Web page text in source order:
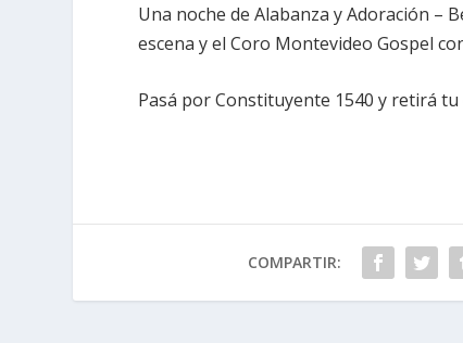
Una noche de Alabanza y Adoración –
escena y el Coro Montevideo Gospel
Pasá por Constituyente 1540 y retirá
COMPARTIR: